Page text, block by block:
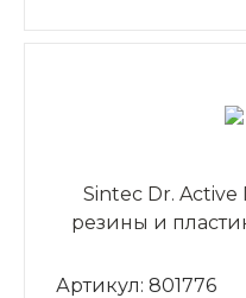
Sintec Dr.
резины и
Артикул: 801776